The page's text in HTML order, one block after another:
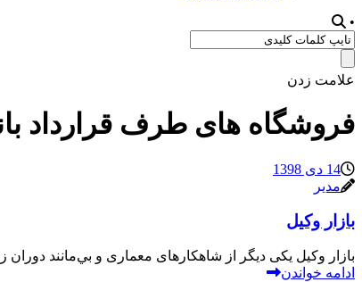
•
علامت زدن
فروشگاه های طرف قرارداد
14 دی 1398
مدیر
بازار وکیل
بازار وکیل یکی دیگر از شاهکارهای معماری و بي‌مانند دوران زندیه است.
ادامه خواندن